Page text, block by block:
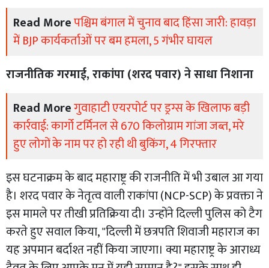
Read Moreपश्चिम बंगाल में चुनाव बाद हिंसा जारी: हावड़ा
में BJP कार्यकर्ताओं पर बम हमला, 5 गंभीर घायल
राजनीतिक गरमाई, राकांपा (शरद पवार) ने साधा निशाना
Read Moreगुवाहाटी एयरपोर्ट पर ड्रग्स के खिलाफ बड़ी
कार्रवाई: कार्गो टर्मिनल से 670 किलोग्राम गांजा जब्त, मरे
हुए लोगों के नाम पर हो रही थी बुकिंग, 4 गिरफ्तार
इस घटनाक्रम के बाद महाराष्ट्र की राजनीति में भी उबाल आ गया
है। शरद पवार के नेतृत्व वाली राकांपा (NCP-SCP) के प्रवक्ता ने
इस मामले पर तीखी प्रतिक्रिया दी। उन्होंने दिल्ली पुलिस को टैग
करते हुए सवाल किया, "दिल्ली में छत्रपति शिवाजी महाराज का
यह अपमान बर्दाश्त नहीं किया जाएगा। क्या महाराष्ट्र के आराध्य